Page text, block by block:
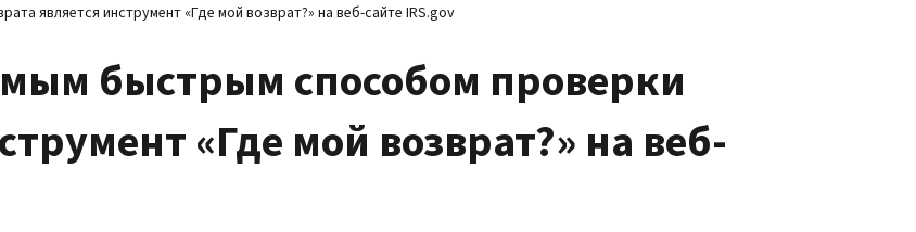
является инструмент «Где мой возврат?» на веб-сайте IRS.gov
быстрым способом проверки
«Где мой возврат?» на веб-